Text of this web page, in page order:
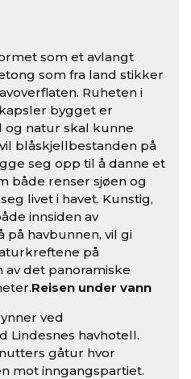
som et avlangt
som fra land stikker
Ruheten i
bygget er
og natur skal kunne
blåskjellbestanden på
seg opp til å danne et
både renser sjøen og
livet i havet. Kunstig,
innsiden av
på havbunnen, vil gi
på
av det panoramiske
Reisen under vann
ved
Lindesnes havhotell.
gåtur hvor
mot inngangspartiet.